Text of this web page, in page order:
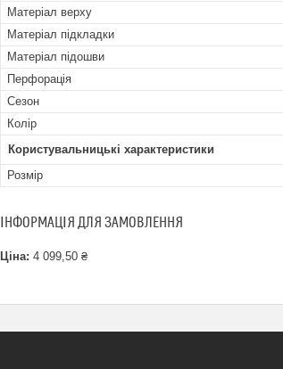
Матеріал верху
Матеріал підкладки
Матеріал підошви
Перфорація
Сезон
Колір
Користувальницькі характеристики
Розмір
ІНФОРМАЦІЯ ДЛЯ ЗАМОВЛЕННЯ
Ціна: 4 099,50 ₴